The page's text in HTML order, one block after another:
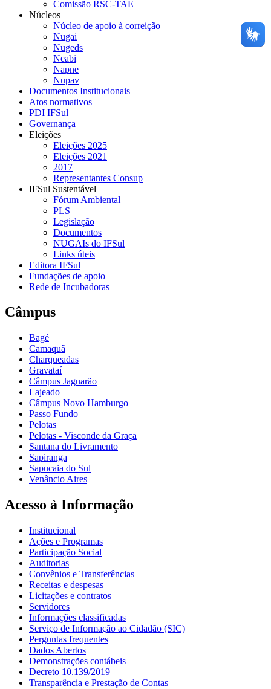
Comissão RSC-TAE
Núcleos
Núcleo de apoio à correição
Nugai
Nugeds
Neabi
Napne
Nupav
Documentos Institucionais
Atos normativos
PDI IFSul
Governança
Eleições
Eleições 2025
Eleições 2021
2017
Representantes Consup
IFSul Sustentável
Fórum Ambiental
PLS
Legislação
Documentos
NUGAIs do IFSul
Links úteis
Editora IFSul
Fundações de apoio
Rede de Incubadoras
Câmpus
Bagé
Camaquã
Charqueadas
Gravataí
Câmpus Jaguarão
Lajeado
Câmpus Novo Hamburgo
Passo Fundo
Pelotas
Pelotas - Visconde da Graça
Santana do Livramento
Sapiranga
Sapucaia do Sul
Venâncio Aires
Acesso à Informação
Institucional
Ações e Programas
Participação Social
Auditorias
Convênios e Transferências
Receitas e despesas
Licitações e contratos
Servidores
Informações classificadas
Serviço de Informação ao Cidadão (SIC)
Perguntas frequentes
Dados Abertos
Demonstrações contábeis
Decreto 10.139/2019
Transparência e Prestação de Contas